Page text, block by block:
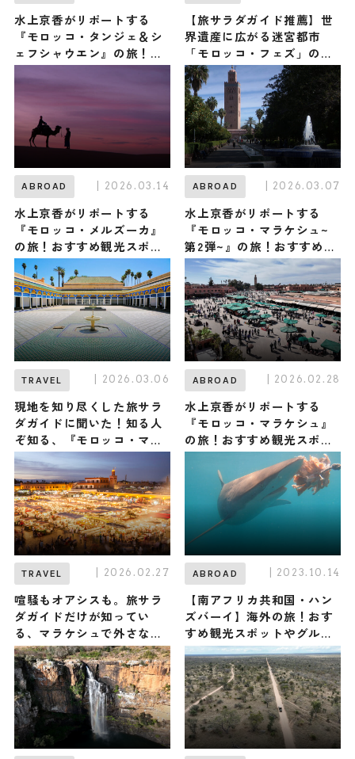
水上京香がリポートする
『モロッコ・タンジェ＆シ
ェフシャウエン』の旅！お
すすめ観光スポットやグル
メを紹介 2026年3月21日放
送
【旅サラダガイド推薦】世
界遺産に広がる迷宮都市
「モロッコ・フェズ」の観
光スポット・グルメ・お土
産3選
ABROAD | 2026.03.14
水上京香がリポートする
『モロッコ・メルズーカ』
の旅！おすすめ観光スポッ
トやグルメを紹介 2026年3
月14日放送
ABROAD | 2026.03.07
水上京香がリポートする
『モロッコ・マラケシュ~
第2弾~』の旅！おすすめ観
光スポットやグルメを紹介
2026年3月7日放送
TRAVEL | 2026.03.06
現地を知り尽くした旅サラ
ダガイドに聞いた！知る人
ぞ知る、『モロッコ・マラ
ケシュ』の観光スポット・
グルメ・お土産3選
ABROAD | 2026.02.28
水上京香がリポートする
『モロッコ・マラケシュ』
の旅！おすすめ観光スポッ
トやグルメを紹介 2026年2
月28日放送
TRAVEL | 2026.02.27
喧騒もオアシスも。旅サラ
ダガイドだけが知ってい
る、マラケシュで外さない3
つの楽しみ方
ABROAD | 2023.10.14
【南アフリカ共和国・ハン
ズバーイ】海外の旅！おす
すめ観光スポットやグルメ
をリポート